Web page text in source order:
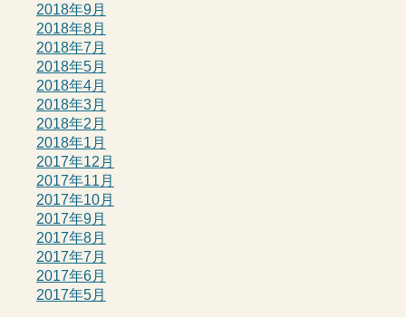
2018年9月
2018年8月
2018年7月
2018年5月
2018年4月
2018年3月
2018年2月
2018年1月
2017年12月
2017年11月
2017年10月
2017年9月
2017年8月
2017年7月
2017年6月
2017年5月